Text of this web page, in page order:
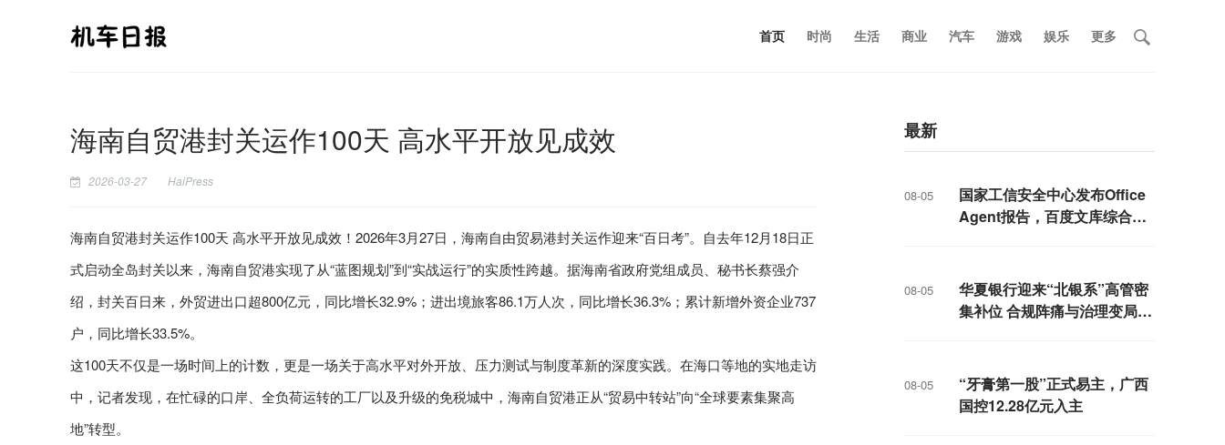
首页 时尚 生活 商业 汽车 游戏 娱乐 更多
海南自贸港封关运作100天 高水平开放见成效
2026-03-27 HaiPress
海南自贸港封关运作100天 高水平开放见成效！2026年3月27日，海南自由贸易港封关运作迎来“百日考”。自去年12月18日正
式启动全岛封关以来，海南自贸港实现了从“蓝图规划”到“实战运行”的实质性跨越。据海南省政府党组成员、秘书长蔡强介
绍，封关百日来，外贸进出口超800亿元，同比增长32.9%；进出境旅客86.1万人次，同比增长36.3%；累计新增外资企业737
户，同比增长33.5%。
这100天不仅是一场时间上的计数，更是一场关于高水平对外开放、压力测试与制度革新的深度实践。在海口等地的实地走访
中，记者发现，在忙碌的口岸、全负荷运转的工厂以及升级的免税城中，海南自贸港正从“贸易中转站”向“全球要素集聚高
地”转型。
最新
08-05
国家工信安全中心发布Office
Agent报告，百度文库综合排
08-05
华夏银行迎来“北银系”高管密
集补位 合规阵痛与治理变局交
08-05
“牙膏第一股”正式易主，广西
国控12.28亿元入主